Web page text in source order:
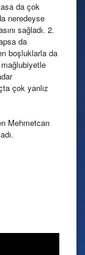
da çok
neredeyse
sağladı. 2.
da
boşluklarla da
çok yanlız
Mehmetcan